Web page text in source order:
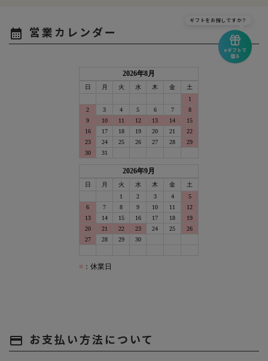
calendar_month 営業カレンダー
payment お支払い方法について
eギフトで
贈る
ギフトをお探しですか？